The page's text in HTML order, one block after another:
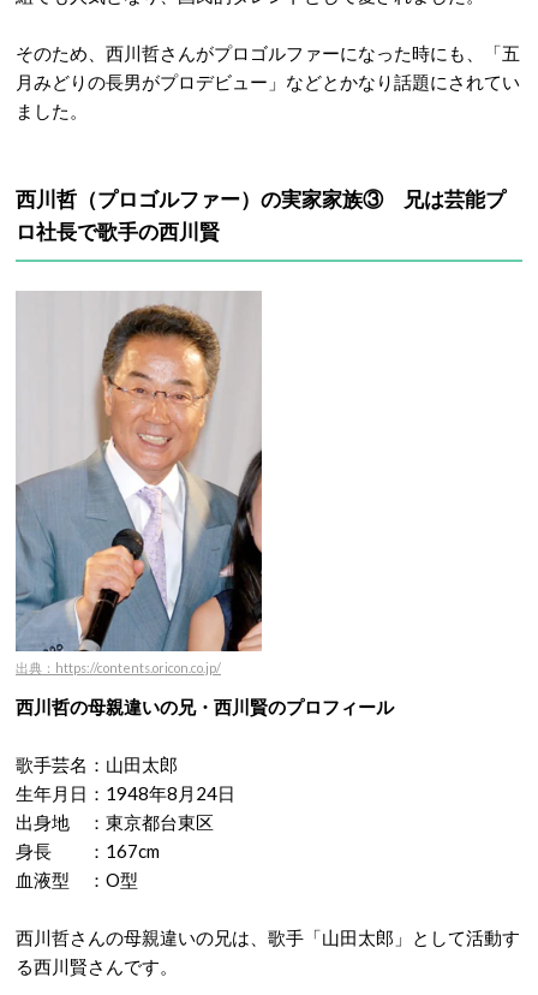
そのため、西川哲さんがプロゴルファーになった時にも、「五
月みどりの長男がプロデビュー」などとかなり話題にされてい
ました。
西川哲（プロゴルファー）の実家家族③ 兄は芸能プ
ロ社長で歌手の西川賢
出典：https://contents.oricon.co.jp/
西川哲の母親違いの兄・西川賢のプロフィール
歌手芸名：山田太郎
生年月日：1948年8月24日
出身地 ：東京都台東区
身長 ：167cm
血液型 ：O型
西川哲さんの母親違いの兄は、歌手「山田太郎」として活動す
る西川賢さんです。